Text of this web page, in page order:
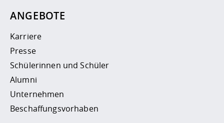
ANGEBOTE
Karriere
Presse
Schülerinnen und Schüler
Alumni
Unternehmen
Beschaffungsvorhaben